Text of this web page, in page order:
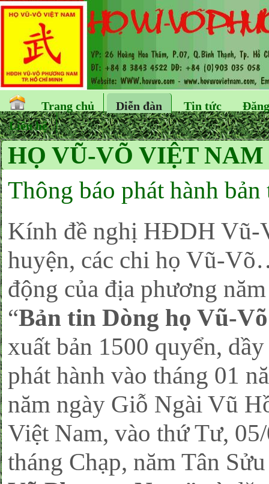
Trang chủ Diễn đàn Tin tức
Liên hệ
HỌ VŨ-VÕ VIỆT
Thông báo phát hành
Kính đề nghị HĐDH Vũ-
huyện, các chi họ Vũ-
động của địa phương
“Bản tin Dòng họ Vũ-
xuất bản 1500 quyển,
phát hành vào tháng 01
năm ngày Giỗ Ngài Vũ
Việt Nam, vào thứ Tư,
tháng Chạp, năm Tân